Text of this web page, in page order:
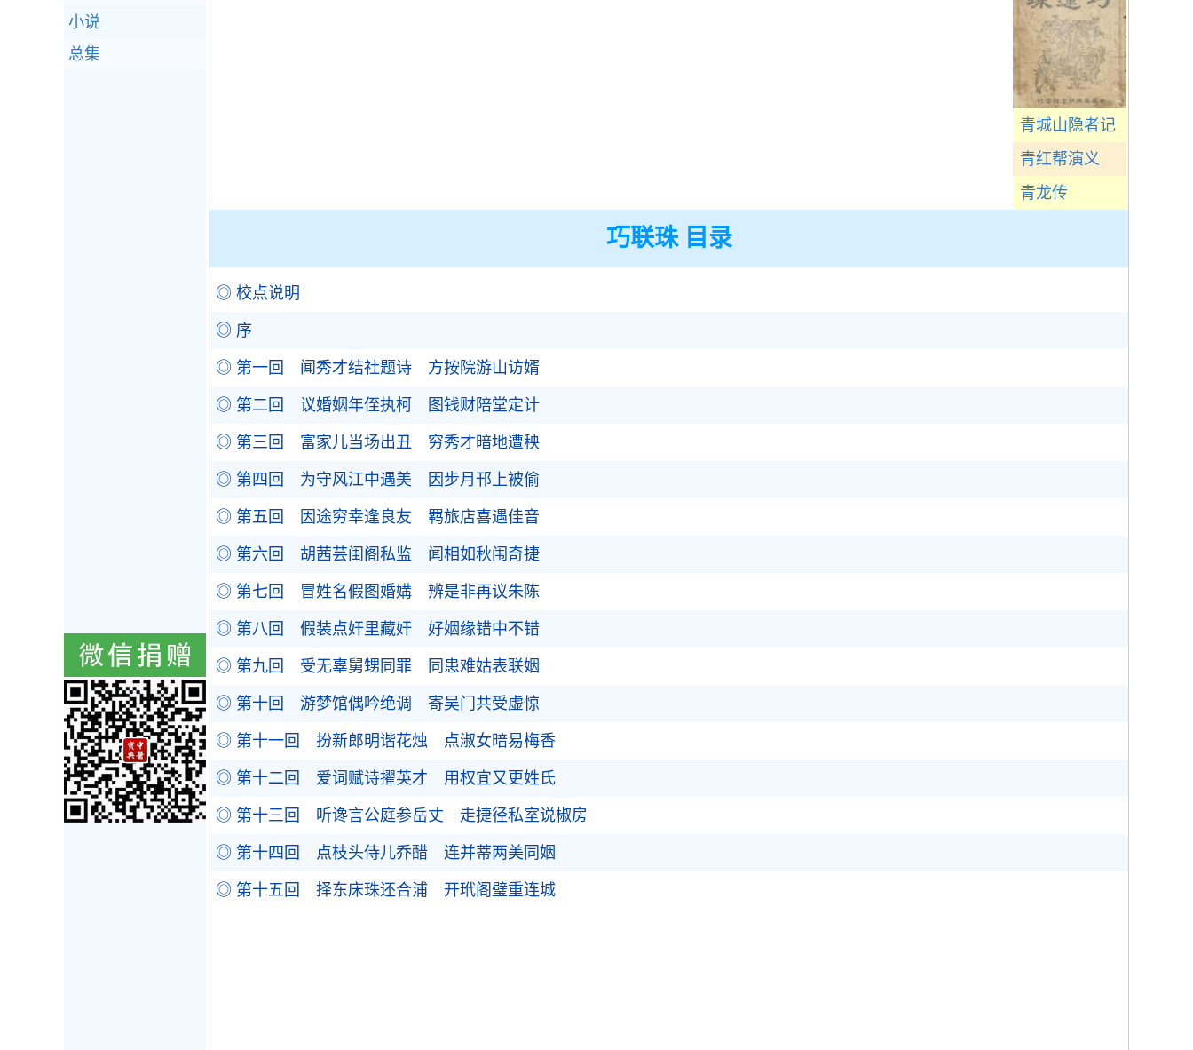
青城山隐者记
青红帮演义
青龙传
巧联珠 目录
◎ 校点说明
◎ 序
◎ 第一回 闻秀才结社题诗 方按院游山访婿
◎ 第二回 议婚姻年侄执柯 图钱财陪堂定计
◎ 第三回 富家儿当场出丑 穷秀才暗地遭秧
◎ 第四回 为守风江中遇美 因步月邗上被偷
◎ 第五回 因途穷幸逢良友 羁旅店喜遇佳音
◎ 第六回 胡茜芸闺阁私监 闻相如秋闱奇捷
◎ 第七回 冒姓名假图婚媾 辨是非再议朱陈
◎ 第八回 假装点奸里藏奸 好姻缘错中不错
◎ 第九回 受无辜舅甥同罪 同患难姑表联姻
◎ 第十回 游梦馆偶吟绝调 寄吴门共受虚惊
◎ 第十一回 扮新郎明谐花烛 点淑女暗易梅香
◎ 第十二回 爱词赋诗擢英才 用权宜又更姓氏
◎ 第十三回 听谗言公庭参岳丈 走捷径私室说椒房
◎ 第十四回 点枝头侍儿乔醋 连并蒂两美同姻
◎ 第十五回 择东床珠还合浦 开玳阁璧重连城
小说
总集